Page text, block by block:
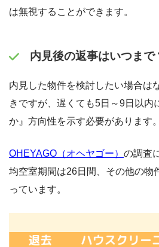
は無視することができます。
内見後の返事はいつまで
内見した物件を検討したい場合は
きですが、遅くても5日～9日以内
か』方向性を示す必要があります。
OHEYAGO（オヘヤゴー） の調査
均空室期間は26日間、その他の物
っています。